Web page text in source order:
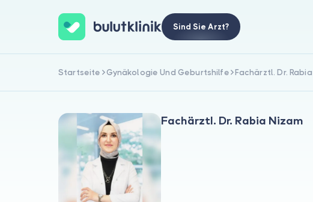
Sind Sie Arzt?
Startseite Gynäkologie Und Geburtshilfe Fachärztl. Dr.
Fachärztl. Dr. Rabia Nizam